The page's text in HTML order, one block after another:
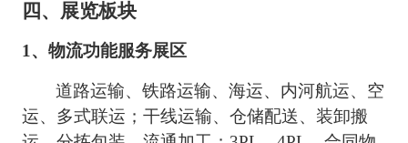
四、 展览板块
1、物流功能服务展区
道路运输、铁路运输、海运、内河航运、空
运、多式联运；干线运输、仓储配送、装卸搬